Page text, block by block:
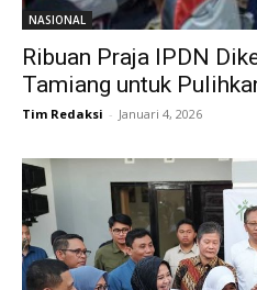
NASIONAL
Ribuan Praja IPDN
Tamiang untuk
Tim Redaksi - Januari 4, 2026